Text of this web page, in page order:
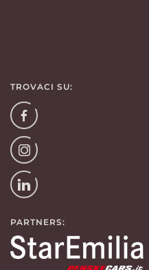
TROVACI SU:
Facebook
Instagram
Linkedin
PARTNERS: